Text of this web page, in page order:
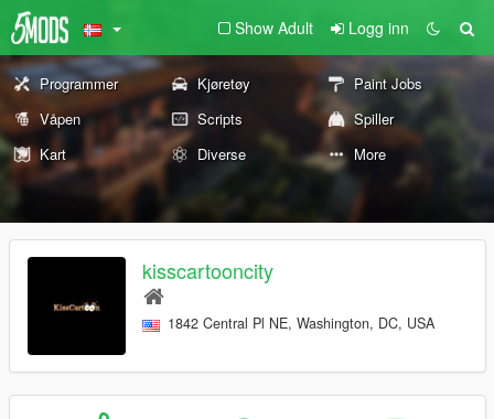
Show Adult Logg inn
Programmer Kjøretøy
Paint Jobs
Våpen
Scripts
Spiller
Kart
Diverse More
kisscartooncity
1842 Central Pl NE, Washington, DC, USA